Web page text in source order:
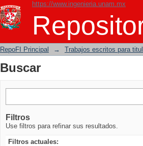
https://www.ingenieria.unam.mx
Buscar
RepoFI Principal → Trabajos escritos para
Buscar
Filtros
Use filtros para refinar sus resultados.
Filtros actuales: